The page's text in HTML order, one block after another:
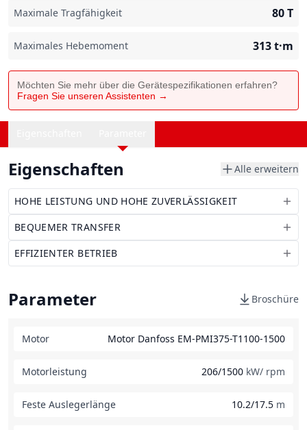
Maximale Tragfähigkeit 80T
Maximales Hebemoment 313t·m
Möchten Sie mehr über die Gerätespezifikationen erfahren?
Fragen Sie unseren Assistenten →
Eigenschaften Alle erweitern
HOHE LEISTUNG UND HOHE ZUVERLÄSSIGKEIT
BEQUEMER TRANSFER
EFFIZIENTER BETRIEB
Parameter Broschüre
Motor Motor Danfoss EM-PMI375-T1100-1500
Motorleistung 206/1500 kW/ rpm
Feste Auslegerlänge 10.2/17.5 m